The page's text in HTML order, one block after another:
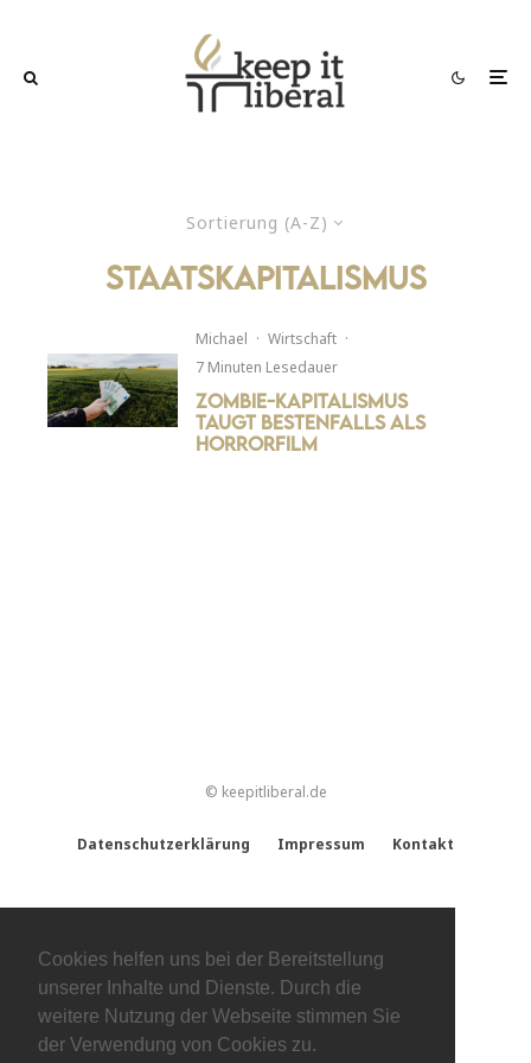
Cookies helfen uns bei der Bereitstellung
unserer Inhalte und Dienste. Durch die
weitere Nutzung der Webseite stimmen Sie
der Verwendung von Cookies zu.
Sortierung (A-Z)
Staatskapitalismus
Michael · Wirtschaft ·
7 Minuten Lesedauer
Zombie-Kapitalismus
taugt bestenfalls als
Horrorfilm
© keepitliberal.de
Datenschutzerklärung Impressum Kontakt